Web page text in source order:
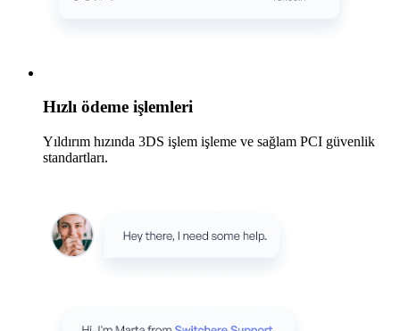
Hızlı ödeme işlemleri
Yıldırım hızında 3DS işlem işleme ve sağlam PCI güvenlik
standartları.